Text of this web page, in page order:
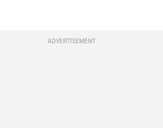
ADVERTISEMENT